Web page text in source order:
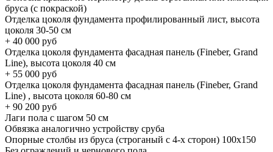
бруса (с покраской)
Отделка цоколя фундамента профилированный лист, высота
цоколя 30-50 см
+ 40 000 руб
Отделка цоколя фундамента фасадная панель (Fineber, Grand
Line), высота цоколя 40 см
+ 55 000 руб
Отделка цоколя фундамента фасадная панель (Fineber, Grand
Line) , высота цоколя 60-80 см
+ 90 200 руб
Лаги пола с шагом 50 см
Обвязка аналогично устройству сруба
Опорные столбы из бруса (строганый с 4-х сторон) 100х150